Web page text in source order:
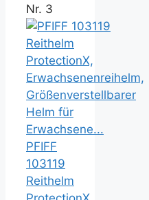
Nr. 3
PFIFF
103119
Reithelm